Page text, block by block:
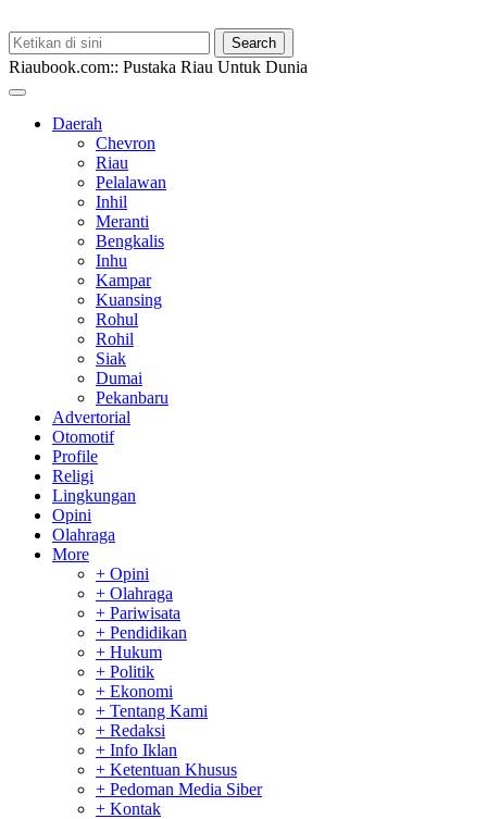
Riaubook.com:: Pustaka Riau Untuk Dunia
Daerah
Chevron
Riau
Pelalawan
Inhil
Meranti
Bengkalis
Inhu
Kampar
Kuansing
Rohul
Rohil
Siak
Dumai
Pekanbaru
Advertorial
Otomotif
Profile
Religi
Lingkungan
Opini
Olahraga
More
+ Opini
+ Olahraga
+ Pariwisata
+ Pendidikan
+ Hukum
+ Politik
+ Ekonomi
+ Tentang Kami
+ Redaksi
+ Info Iklan
+ Ketentuan Khusus
+ Pedoman Media Siber
+ Kontak